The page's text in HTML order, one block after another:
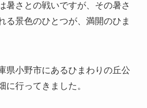
暑さとの戦いですが、その暑さ
る景色のひとつが、満開のひま
県小野市にあるひまわりの丘公
に行ってきました。